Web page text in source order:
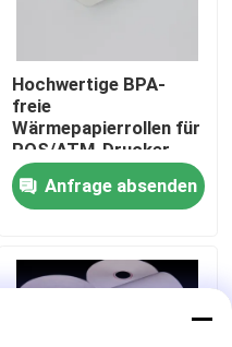
Hochwertige BPA-
freie
Wärmepapierrollen für
POS/ATM-Drucker
Anfrage absenden